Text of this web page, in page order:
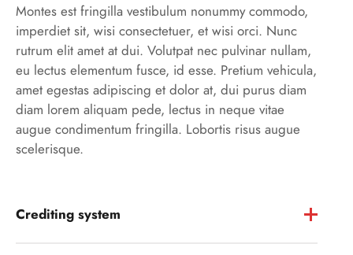
Montes est fringilla vestibulum nonummy commodo,
imperdiet sit, wisi consectetuer, et wisi orci. Nunc
rutrum elit amet at dui. Volutpat nec pulvinar nullam,
eu lectus elementum fusce, id esse. Pretium vehicula,
amet egestas adipiscing et dolor at, dui purus diam
diam lorem aliquam pede, lectus in neque vitae
augue condimentum fringilla. Lobortis risus augue
scelerisque.
Crediting system